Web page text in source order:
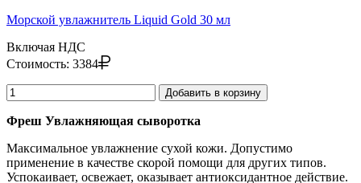
Морской увлажнитель Liquid Gold 30 мл
Включая НДС
Стоимость: 3384
Добавить в корзину
Фреш Увлажняющая сыворотка
Максимальное увлажнение сухой кожи. Допустимо
применение в качестве скорой помощи для других типов.
Успокаивает, освежает, оказывает антиоксидантное действие.